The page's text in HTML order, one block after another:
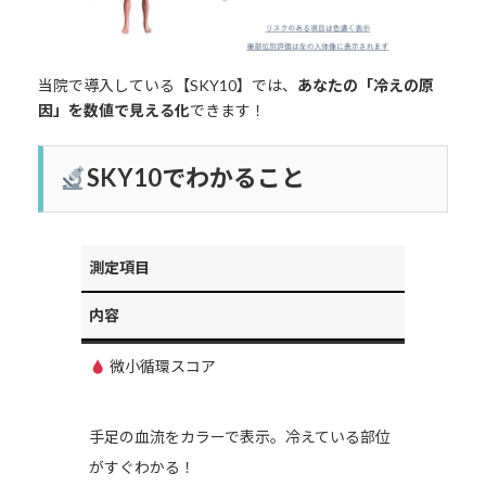
当院で導入している【SKY10】では、 あなたの「冷えの原
因」を数値で見える化できます！
SKY10でわかること
測定項目
内容
微小循環スコア
手足の血流をカラーで表示。冷えている部位
がすぐわかる！